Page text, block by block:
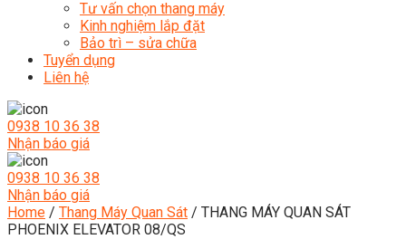
Tư vấn chọn thang máy
Kinh nghiệm lắp đặt
Bảo trì – sửa chữa
Tuyển dụng
Liên hệ
0938 10 36 38
Nhận báo giá
0938 10 36 38
Nhận báo giá
Home / Thang Máy Quan Sát / THANG MÁY QUAN SÁT
PHOENIX ELEVATOR 08/QS